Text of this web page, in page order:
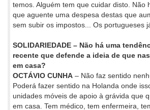
temos. Alguém tem que cuidar disto. Não
que aguente uma despesa destas que
sem subir os impostos... Os portugueses
SOLIDARIEDADE – Não há uma
recente que defende a ideia de que
em casa?
OCTÁVIO CUNHA – Não faz sentido
Poderá fazer sentido na Holanda onde
unidades móveis de apoio à grávida que
em casa. Tem médico, tem enfermeira,